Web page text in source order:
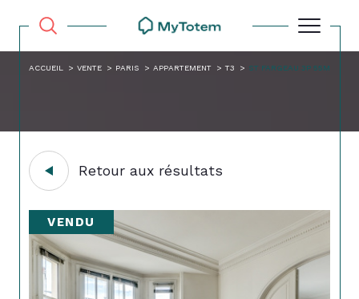
ACCUEIL VENTE PARIS APPARTEMENT T3 ST FARGEAU 3P 55M
Retour aux résultats
VENDU